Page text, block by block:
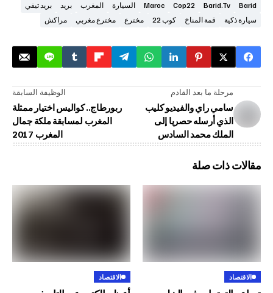
Cop22
Maroc السيارة المغرب بريد
بريد تيفي
قمة المناخ كوب 22 مخترع مخترع مغربي مراكش
الوظيفة السابقة
ربورطاج.. كواليس اختيار ممثلة
المغرب لمسابقة ملكة جمال
ما بعد القادم
راي والفيديو كليب
أرسله حصريا إلى
محمد السادس
صلة